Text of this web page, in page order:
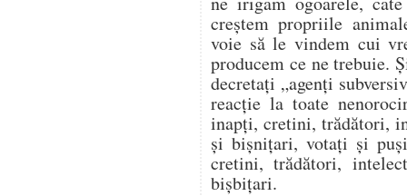
creștem propriile
voie să le vindem cui
producem ce ne trebuie.
decretați „agenți
reacție la toate
inapți, cretini, trădători,
și bișnițari, votați și
cretini, trădători,
bișbițari.